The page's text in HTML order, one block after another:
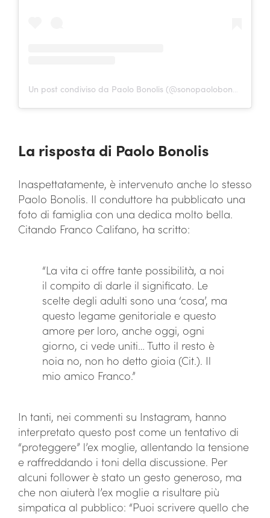
La risposta di Paolo Bonolis
Inaspettatamente, è intervenuto anche lo stesso
Paolo Bonolis. Il conduttore ha pubblicato una
foto di famiglia con una dedica molto bella.
Citando Franco Califano, ha scritto:
“La vita ci offre tante possibilità, a noi
il compito di darle il significato. Le
scelte degli adulti sono una ‘cosa’, ma
questo legame genitoriale e questo
amore per loro, anche oggi, ogni
giorno, ci vede uniti… Tutto il resto è
noia no, non ho detto gioia (Cit.). Il
mio amico Franco.”
In tanti, nei commenti su Instagram, hanno
interpretato questo post come un tentativo di
“proteggere” l’ex moglie, allentando la tensione
e raffreddando i toni della discussione. Per
alcuni follower è stato un gesto generoso, ma
che non aiuterà l’ex moglie a risultare più
simpatica al pubblico: “Puoi scrivere quello che